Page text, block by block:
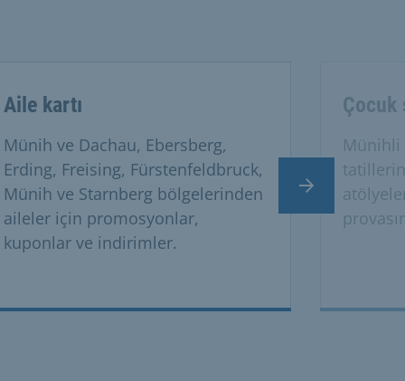
Aile kartı
Münih ve Dachau, Ebersberg,
Erding, Freising, Fürstenfeldbruck,
Münih ve Starnberg bölgelerinden
aileler için promosyonlar,
kuponlar ve indirimler.
Çocuk
Münihli
Sonraki slayt